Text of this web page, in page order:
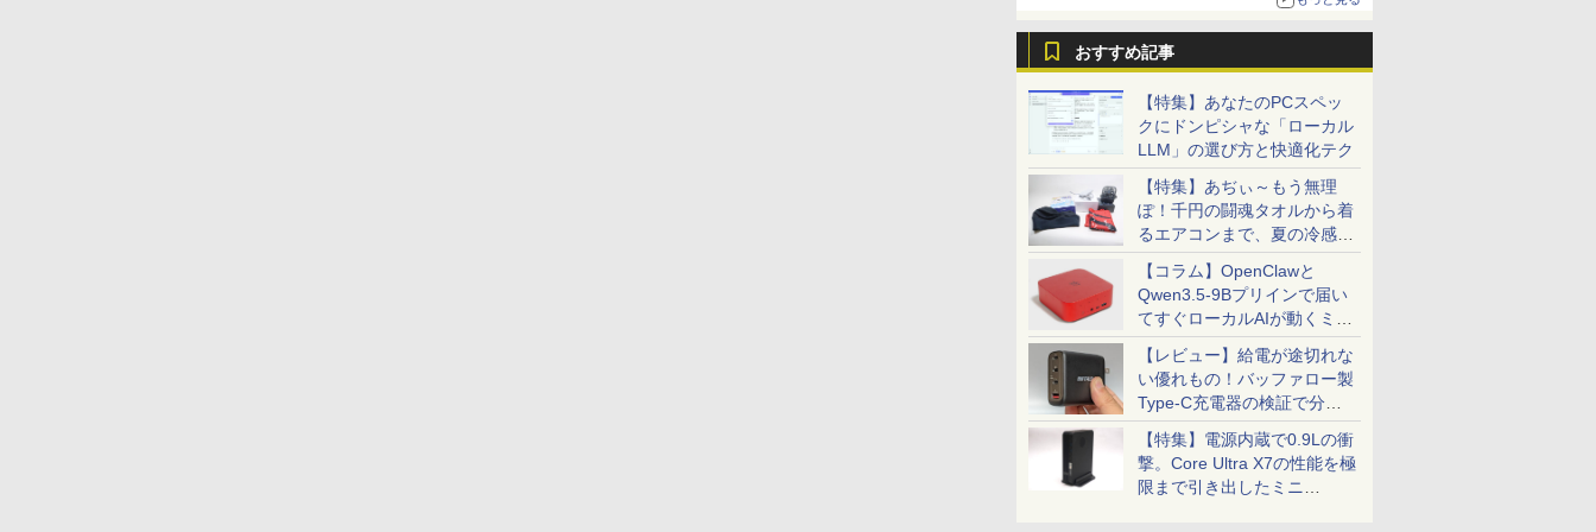
おすすめ記事
【特集】あなたのPCスペッ
クにドンピシャな「ローカル
LLM」の選び方と快適化テク
【特集】あぢぃ～もう無理
ぽ！千円の闘魂タオルから着
るエアコンまで、夏の冷感グ
ッズ一挙紹介
【コラム】OpenClawと
Qwen3.5-9Bプリインで届い
てすぐローカルAIが動くミニ
PC「SER9 Pro」
【レビュー】給電が途切れな
い優れもの！バッファロー製
Type-C充電器の検証で分か
ったこと
【特集】電源内蔵で0.9Lの衝
撃。Core Ultra X7の性能を極
限まで引き出したミニ